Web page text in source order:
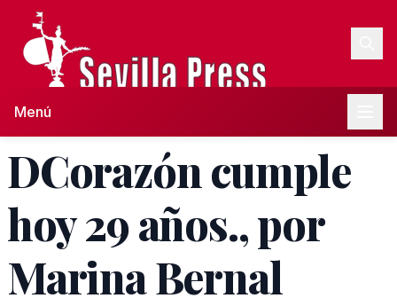
Menú
DCorazón cumple
hoy 29 años., por
Marina Bernal